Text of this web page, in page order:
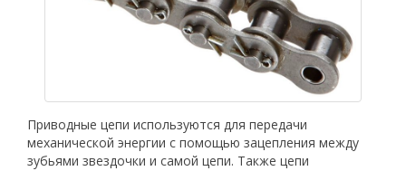
Приводные цепи используются для передачи
механической энергии с помощью зацепления между
зубьями звездочки и самой цепи. Также цепи